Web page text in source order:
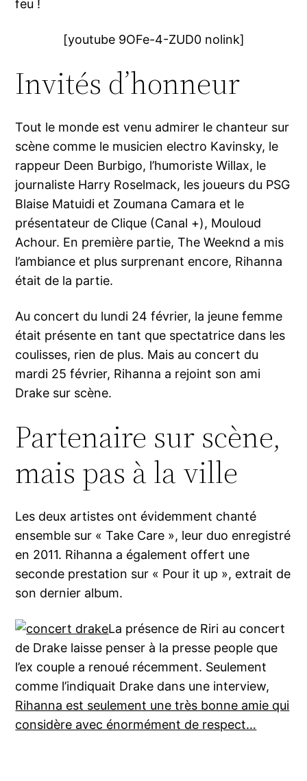
feu !
[youtube 9OFe-4-ZUD0 nolink]
Invités d’honneur
Tout le monde est venu admirer le chanteur sur
scène comme le musicien electro Kavinsky, le
rappeur Deen Burbigo, l’humoriste Willax, le
journaliste Harry Roselmack, les joueurs du PSG
Blaise Matuidi et Zoumana Camara et le
présentateur de Clique (Canal +), Mouloud
Achour. En première partie, The Weeknd a mis
l’ambiance et plus surprenant encore, Rihanna
était de la partie.
Au concert du lundi 24 février, la jeune femme
était présente en tant que spectatrice dans les
coulisses, rien de plus. Mais au concert du
mardi 25 février, Rihanna a rejoint son ami
Drake sur scène.
Partenaire sur scène,
mais pas à la ville
Les deux artistes ont évidemment chanté
ensemble sur « Take Care », leur duo enregistré
en 2011. Rihanna a également offert une
seconde prestation sur « Pour it up », extrait de
son dernier album.
La présence de Riri au concert
de Drake laisse penser à la presse people que
l’ex couple a renoué récemment. Seulement
comme l’indiquait Drake dans une interview,
Rihanna est seulement une très bonne amie qui
considère avec énormément de respect…